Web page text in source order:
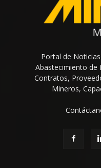
Portal de
Abastecimiento de
Contratos,
Mineros,